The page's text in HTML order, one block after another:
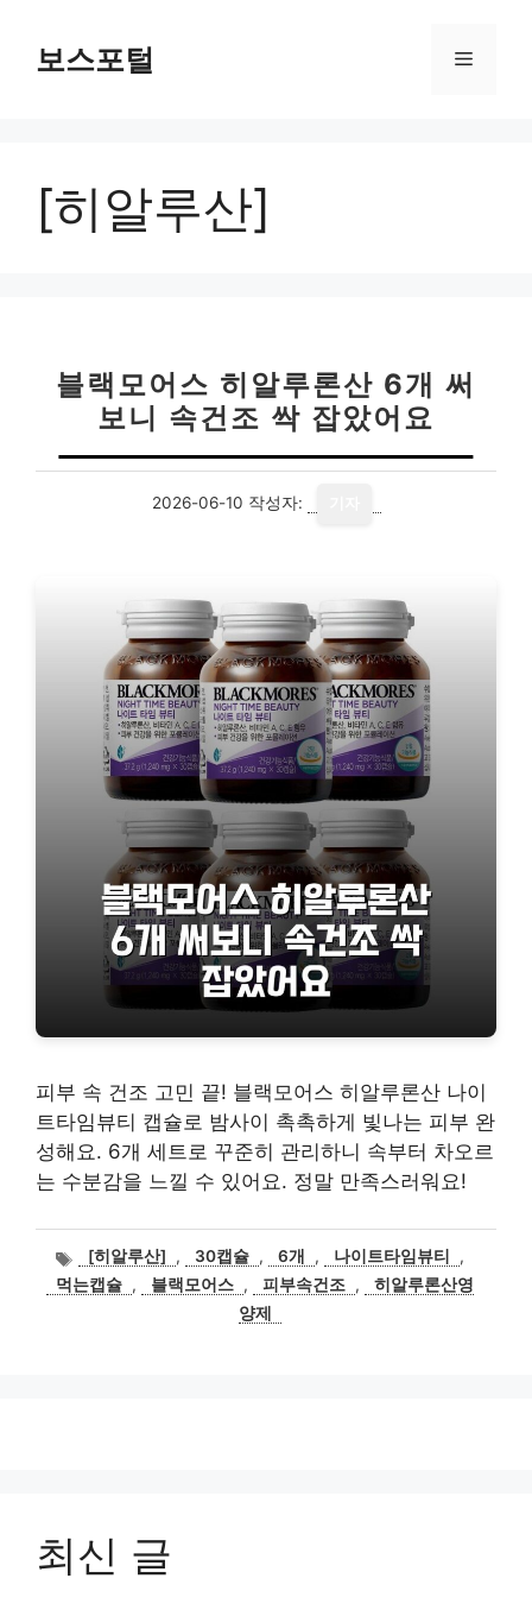
보스포털 메
[히알루산]
블랙모어스 히알루론산 6개 써
보니 속건조 싹 잡았어요
2026-06-10 작성자:
피부 속 건조 고민 끝! 블랙모어스 히알루론산 나이
트타임뷰티 캡슐로 밤사이 촉촉하게 빛나는 피부 완
성해요. 6개 세트로 꾸준히 관리하니 속부터 차오르
는 수분감을 느낄 수 있어요. 정말 만족스러워요!
태
그
[히알루산] , 30캡슐 , 6개 , 나이트타임뷰티
,
먹는캡슐 , 블랙모어스 , 피부속건조 ,
히알루론산영
양제
최신 글